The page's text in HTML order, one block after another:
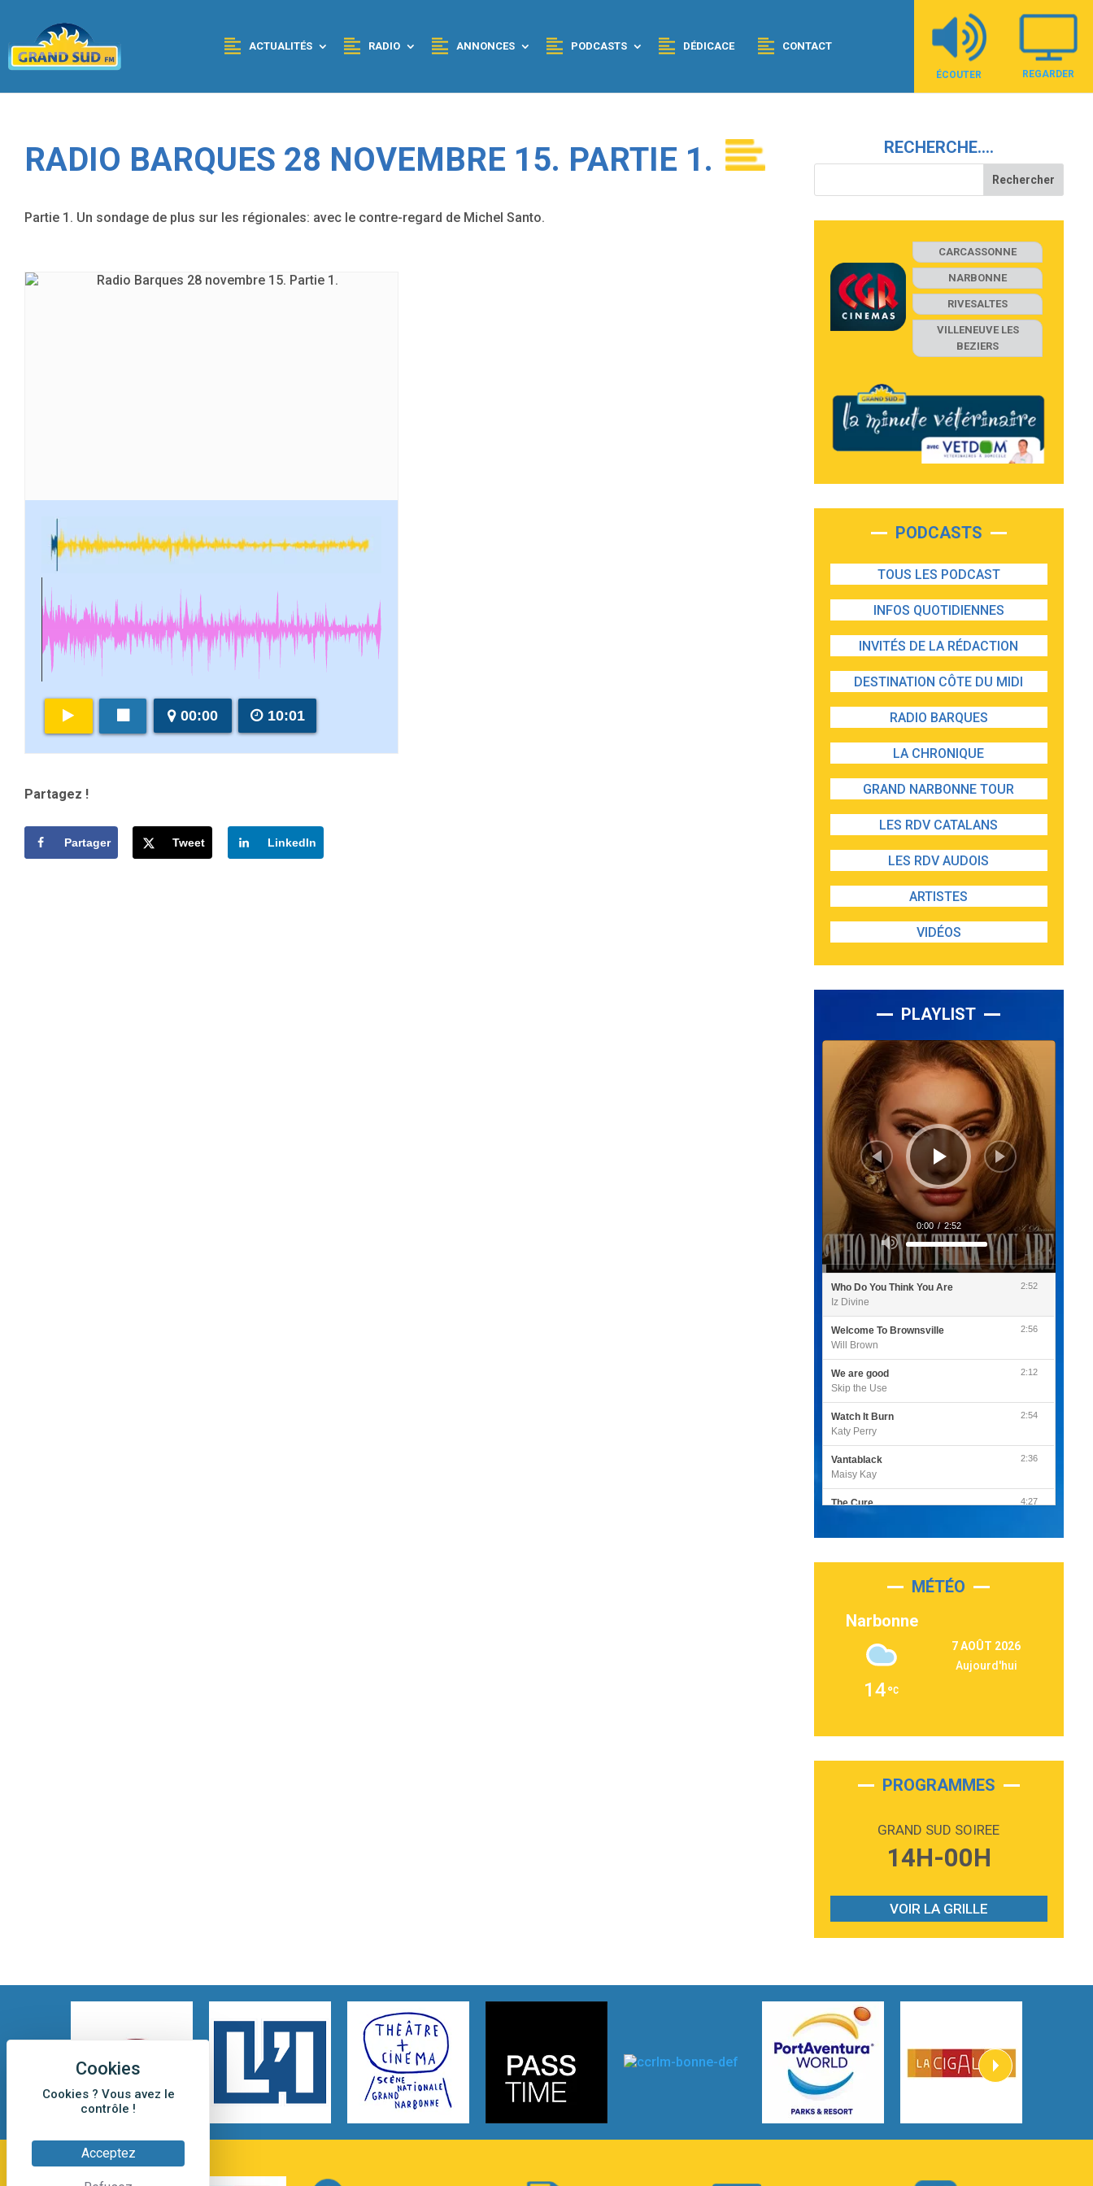
Cookies ? Vous avez le
contrôle !
Acceptez
ACTUALITÉS RADIO ANNONCES PODCASTS DÉDICACE CONTACT
ÉCOUTER REGARDER
RADIO BARQUES 28 NOVEMBRE 15. PARTIE 1.
Partie 1. Un sondage de plus sur les régionales: avec le contre-regard de Michel Santo.
00:00 10:01
Partagez !
Partager Tweet LinkedIn
RECHERCHE….
CARCASSONNE
NARBONNE
RIVESALTES
VILLENEUVE LES
BEZIERS
PODCASTS
TOUS LES PODCAST
INFOS QUOTIDIENNES
INVITÉS DE LA RÉDACTION
DESTINATION CÔTE DU MIDI
RADIO BARQUES
LA CHRONIQUE
GRAND NARBONNE TOUR
LES RDV CATALANS
LES RDV AUDOIS
ARTISTES
VIDÉOS
PLAYLIST
Lecteur
Utilisez
les
flèches
haut/bas
augmenter
le
volume.
0:00 / 2:52
Who Do You Think You Are
Iz Divine
2:52
Welcome To Brownsville
Will Brown
2:56
We are good
Skip the Use
2:12
Watch It Burn
Katy Perry
2:54
Vantablack
Maisy Kay
2:36
The Cure
4:27
Luke Combs
Second Chance
Martin Garrix & Ed Sheeran
Alex Warren
On My Soul
2:28
Phoebe Bridgers
Gracie Abrams
Heaven On Your Mind
Kygo
Heart On Fire
Lovecats
Hate that i made you love me
Ariana Grande –
MÉTÉO
Narbonne
14
7 AOÛT 2026
Aujourd'hui
PROGRAMMES
GRAND SUD SOIREE
14H-00H
VOIR LA GRILLE